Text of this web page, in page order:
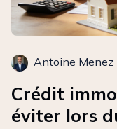
Antoine Menez
Crédit
éviter lors